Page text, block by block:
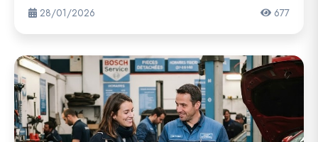
28/01/2026 677